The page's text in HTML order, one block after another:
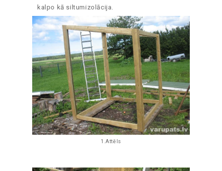
kalpo kā siltumizolācija.
1.Attēls